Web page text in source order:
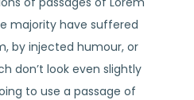
majority have suffered
by injected humour, or
don’t look even slightly
to use a passage of